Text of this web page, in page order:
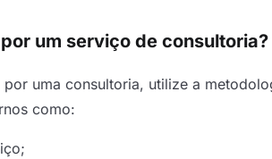
um serviço de consultoria?
uma consultoria, utilize a
como: